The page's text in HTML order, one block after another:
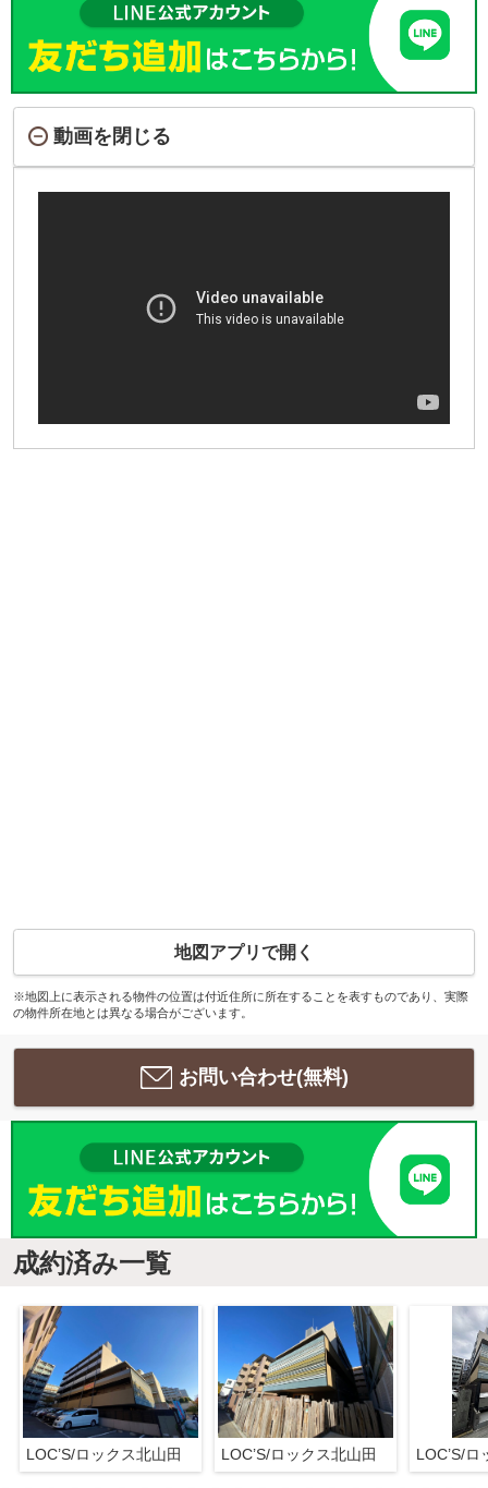
動画を閉じる
地図アプリで開く
※地図上に表示される物件の位置は付近住所に所在することを表すものであり、実際
の物件所在地とは異なる場合がございます。
お問い合わせ(無料)
成約済み一覧
LOC’S/ロックス北山田 LOC’S/ロックス北山田 LOC’S/